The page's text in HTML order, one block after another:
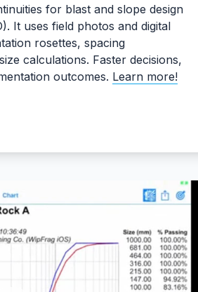
for blast and slope design
It uses field photos and digital
rosettes, spacing
calculations. Faster decisions,
outcomes. Learn more!